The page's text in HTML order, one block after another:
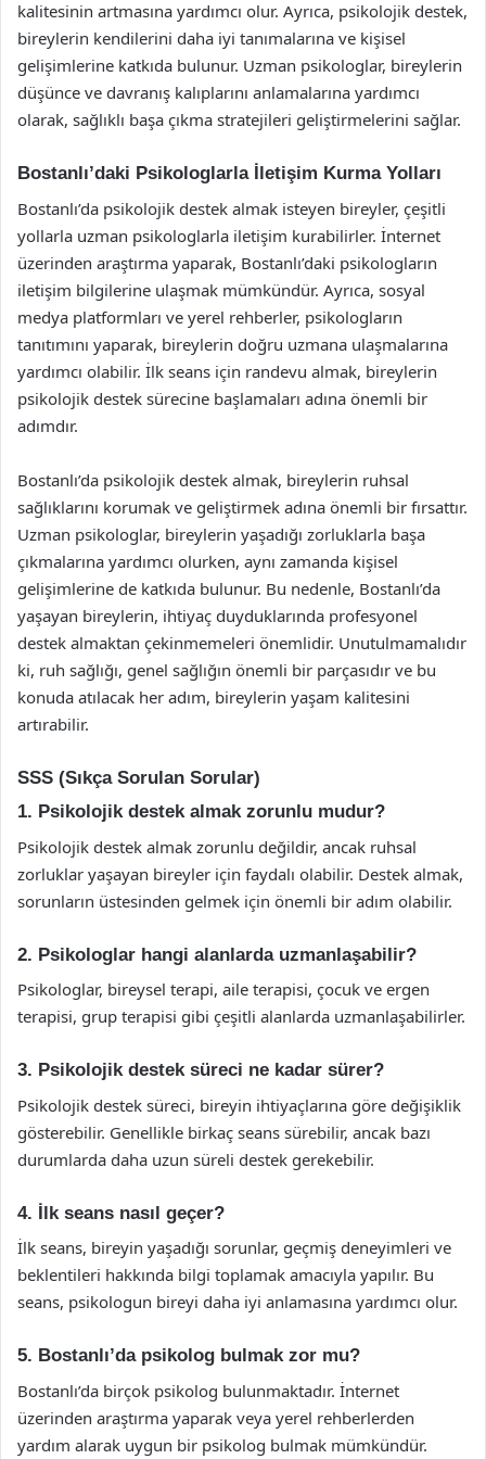
kalitesinin artmasına yardımcı olur. Ayrıca, psikolojik destek,
bireylerin kendilerini daha iyi tanımalarına ve kişisel
gelişimlerine katkıda bulunur. Uzman psikologlar, bireylerin
düşünce ve davranış kalıplarını anlamalarına yardımcı
olarak, sağlıklı başa çıkma stratejileri geliştirmelerini sağlar.
Bostanlı’daki Psikologlarla İletişim Kurma Yolları
Bostanlı’da psikolojik destek almak isteyen bireyler, çeşitli
yollarla uzman psikologlarla iletişim kurabilirler. İnternet
üzerinden araştırma yaparak, Bostanlı’daki psikologların
iletişim bilgilerine ulaşmak mümkündür. Ayrıca, sosyal
medya platformları ve yerel rehberler, psikologların
tanıtımını yaparak, bireylerin doğru uzmana ulaşmalarına
yardımcı olabilir. İlk seans için randevu almak, bireylerin
psikolojik destek sürecine başlamaları adına önemli bir
adımdır.
Bostanlı’da psikolojik destek almak, bireylerin ruhsal
sağlıklarını korumak ve geliştirmek adına önemli bir fırsattır.
Uzman psikologlar, bireylerin yaşadığı zorluklarla başa
çıkmalarına yardımcı olurken, aynı zamanda kişisel
gelişimlerine de katkıda bulunur. Bu nedenle, Bostanlı’da
yaşayan bireylerin, ihtiyaç duyduklarında profesyonel
destek almaktan çekinmemeleri önemlidir. Unutulmamalıdır
ki, ruh sağlığı, genel sağlığın önemli bir parçasıdır ve bu
konuda atılacak her adım, bireylerin yaşam kalitesini
artırabilir.
SSS (Sıkça Sorulan Sorular)
1. Psikolojik destek almak zorunlu mudur?
Psikolojik destek almak zorunlu değildir, ancak ruhsal
zorluklar yaşayan bireyler için faydalı olabilir. Destek almak,
sorunların üstesinden gelmek için önemli bir adım olabilir.
2. Psikologlar hangi alanlarda uzmanlaşabilir?
Psikologlar, bireysel terapi, aile terapisi, çocuk ve ergen
terapisi, grup terapisi gibi çeşitli alanlarda uzmanlaşabilirler.
3. Psikolojik destek süreci ne kadar sürer?
Psikolojik destek süreci, bireyin ihtiyaçlarına göre değişiklik
gösterebilir. Genellikle birkaç seans sürebilir, ancak bazı
durumlarda daha uzun süreli destek gerekebilir.
4. İlk seans nasıl geçer?
İlk seans, bireyin yaşadığı sorunlar, geçmiş deneyimleri ve
beklentileri hakkında bilgi toplamak amacıyla yapılır. Bu
seans, psikologun bireyi daha iyi anlamasına yardımcı olur.
5. Bostanlı’da psikolog bulmak zor mu?
Bostanlı’da birçok psikolog bulunmaktadır. İnternet
üzerinden araştırma yaparak veya yerel rehberlerden
yardım alarak uygun bir psikolog bulmak mümkündür.